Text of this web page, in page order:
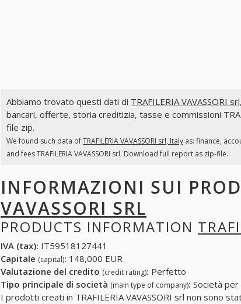
Abbiamo trovato questi dati di TRAFILERIA VAVASSORI
bancari, offerte, storia creditizia, tasse e commissioni
file zip.
We found such data ofTRAFILERIA VAVASSORI srl, Italyas: finance,
and fees TRAFILERIA VAVASSORI srl. Download full report as zip-file.
INFORMAZIONI SUI
VAVASSORI SRL
PRODUCTS INFORMATION
IVA (tax): IT59518127441
Capitale (capital): 148,000 EUR
Valutazione del credito (credit rating): Perfetto
Tipo principale di società (main type of company): Società per
I prodotti creati in TRAFILERIA VAVASSORI srl non sono